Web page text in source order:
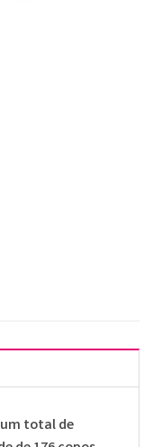
Granizar (Limão)
total de